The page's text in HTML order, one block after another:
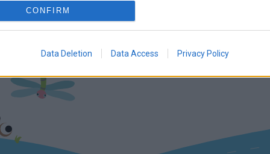
to allow Google to enable storage related to
to allow Google to enable storage related to security,
user protection.
CONFIRM
Data Deletion Data Access Privacy Policy